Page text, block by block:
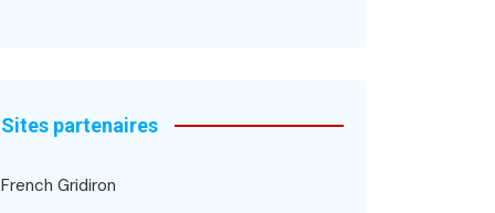
Sites partenaires
French Gridiron